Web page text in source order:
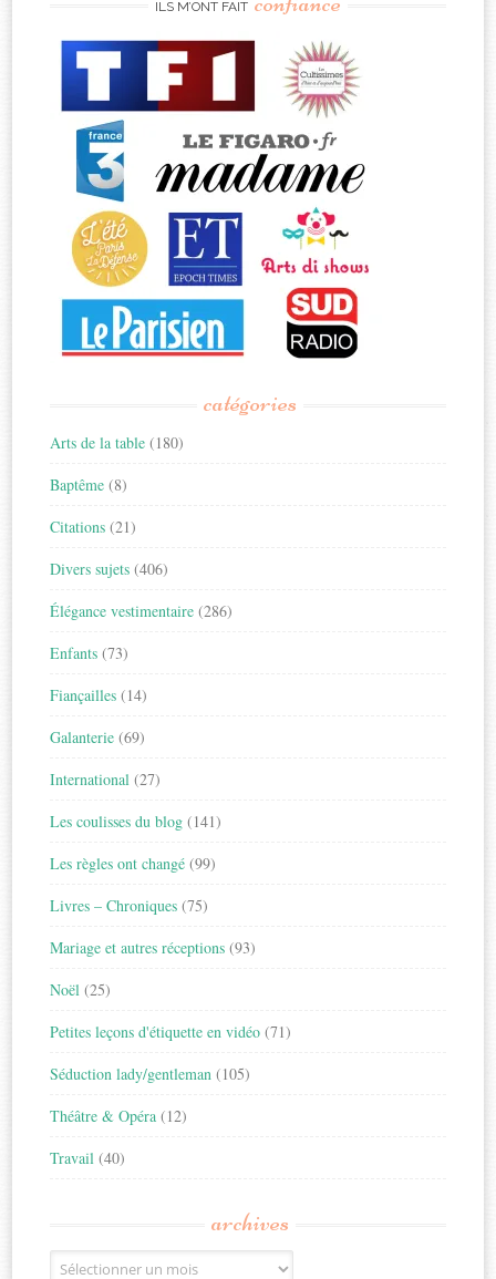
ILS M’ONT FAIT
catégories
Arts de la table (180)
Baptême (8)
Citations (21)
Divers sujets (406)
Élégance vestimentaire (286)
Enfants (73)
Fiançailles (14)
Galanterie (69)
International (27)
Les coulisses du blog (141)
Les règles ont changé (99)
Livres – Chroniques (75)
Mariage et autres réceptions (93)
Noël (25)
Petites leçons d'étiquette en vidéo (71)
Séduction lady/gentleman (105)
Théâtre & Opéra (12)
Travail (40)
archives
Archives